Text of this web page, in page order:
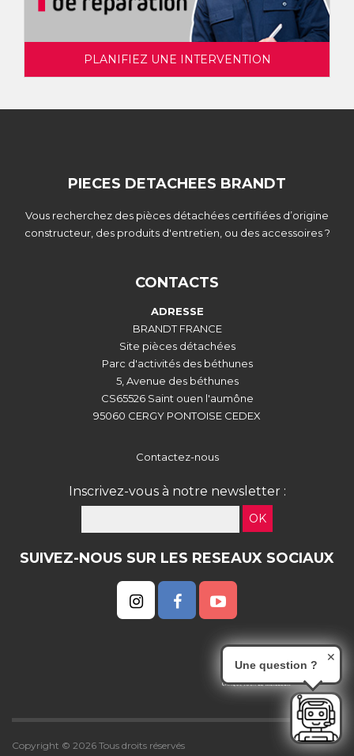
PLANIFIEZ UNE INTERVENTION
PIECES DETACHEES BRANDT
Vous recherchez des pièces détachées certifiées d’origine
constructeur, des produits d'entretien, ou des accessoires ?
CONTACTS
ADRESSE
BRANDT FRANCE
Site pièces détachées
Parc d'activités des béthunes
5, Avenue des béthunes
CS65526 Saint ouen l'aumône
95060 CERGY PONTOISE CEDEX
Contactez-nous
Inscrivez-vous à notre newsletter :
OK
SUIVEZ-NOUS SUR LES RESEAUX SOCIAUX
Copyright © 2026 Tous droits réservés
Une question ?
✕